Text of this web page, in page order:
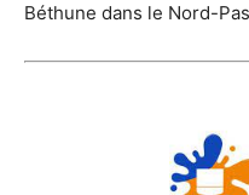
Béthune dans le Nord-